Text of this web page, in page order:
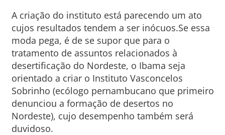
A criação do instituto está parecendo um ato
cujos resultados tendem a ser inócuos.Se essa
moda pega, é de se supor que para o
tratamento de assuntos relacionados à
desertificação do Nordeste, o Ibama seja
orientado a criar o Instituto Vasconcelos
Sobrinho (ecólogo pernambucano que primeiro
denunciou a formação de desertos no
Nordeste), cujo desempenho também será
duvidoso.